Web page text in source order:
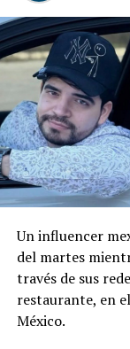
Comparte esto:
Facebook
Me gusta esto:
Un influencer
del martes
través de sus
restaurante, en
México.